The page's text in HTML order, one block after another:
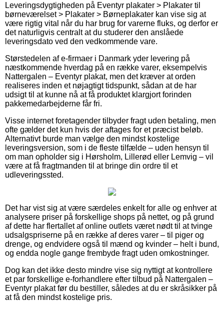
Leveringsdygtigheden på Eventyr plakater > Plakater til
børneværelset > Plakater > Børneplakater kan vise sig at
være rigtig vital når du har brug for varerne fluks, og derfor er
det naturligvis centralt at du studerer den anslåede
leveringsdato ved den vedkommende vare.
Størstedelen af e-firmaer i Danmark yder levering på
næstkommende hverdag på en række varer, eksempelvis
Nattergalen – Eventyr plakat, men det kræver at orden
realiseres inden et nøjagtigt tidspunkt, sådan at de har
udsigt til at kunne nå at få produktet klargjort forinden
pakkemedarbejderne får fri.
Visse internet foretagender tilbyder fragt uden betaling, men
ofte gælder det kun hvis der aftages for et præcist beløb.
Alternativt burde man vælge den mindst kostelige
leveringsversion, som i de fleste tilfælde – uden hensyn til
om man opholder sig i Hørsholm, Lillerød eller Lemvig – vil
være at få fragtmanden til at bringe din ordre til et
udleveringssted.
Det har vist sig at være særdeles enkelt for alle og enhver at
analysere priser på forskellige shops på nettet, og på grund
af dette har flertallet af online outlets været nødt til at tvinge
udsalgspriserne på en række af deres varer – til piger og
drenge, og endvidere også til mænd og kvinder – helt i bund,
og endda nogle gange frembyde fragt uden omkostninger.
Dog kan det ikke desto mindre vise sig nyttigt at kontrollere
et par forskellige e-forhandlere efter tilbud på Nattergalen –
Eventyr plakat før du bestiller, således at du er skråsikker på
at få den mindst kostelige pris.